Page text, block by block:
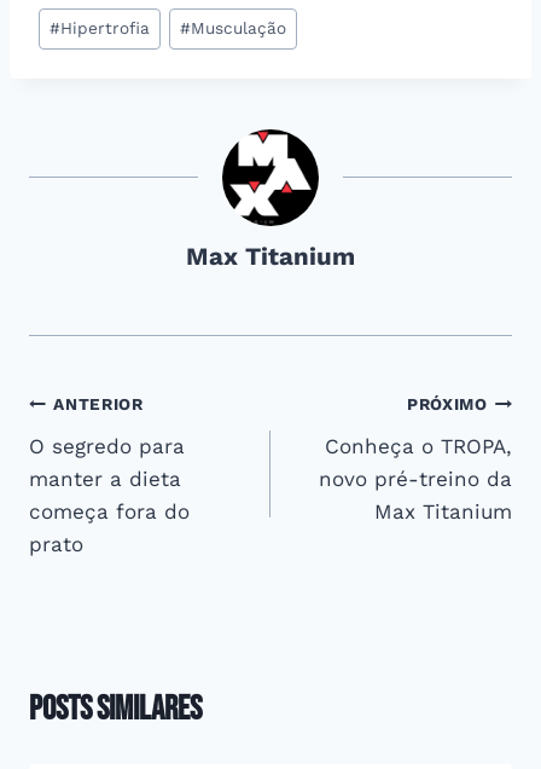
Tags
do
#Hipertrofia #Musculação
Max Titanium
Navegação
de
Post
ANTERIOR
O segredo para
manter a dieta
começa fora do
prato
PRÓXIMO
Conheça o TROPA,
novo pré-treino da
Max Titanium
Posts Similares